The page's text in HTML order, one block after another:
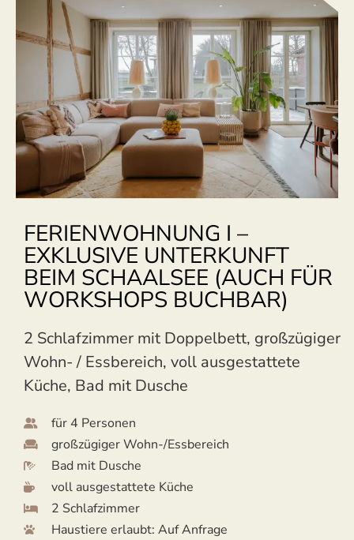
FERIENWOHNUNG I –
EXKLUSIVE UNTERKUNFT
BEIM SCHAALSEE (AUCH FÜR
WORKSHOPS BUCHBAR)
2 Schlafzimmer mit Doppelbett, großzügiger
Wohn- / Essbereich, voll ausgestattete
Küche, Bad mit Dusche
für 4 Personen
großzügiger Wohn-/Essbereich
Bad mit Dusche
voll ausgestattete Küche
2 Schlafzimmer
Haustiere erlaubt: Auf Anfrage